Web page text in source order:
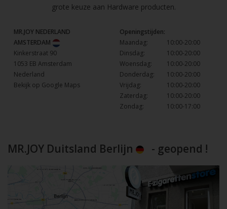
grote keuze aan Hardware producten.
MR.JOY NEDERLAND
AMSTERDAM
Kinkerstraat 90
1053 EB Amsterdam
Nederland
Bekijk op Google Maps
Openingstijden:
Maandag:
10:00-20:00
Dinsdag:
10:00-20:00
Woensdag:
10:00-20:00
Donderdag:
10:00-20:00
Vrijdag:
10:00-20:00
Zaterdag:
10:00-20:00
Zondag:
10:00-17:00
MR.JOY Duitsland Berlijn - geopend !